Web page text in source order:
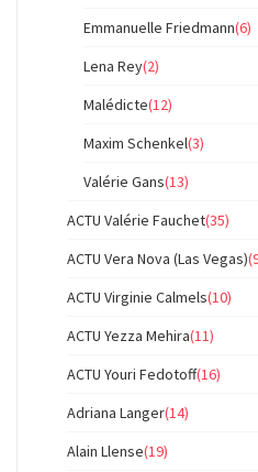
Emmanuelle Friedmann(6)
Lena Rey(2)
Malédicte(12)
Maxim Schenkel(3)
Valérie Gans(13)
ACTU Valérie Fauchet(35)
ACTU Vera Nova (Las Vegas)
ACTU Virginie Calmels(10)
ACTU Yezza Mehira(11)
ACTU Youri Fedotoff(16)
Adriana Langer(14)
Alain Llense(19)